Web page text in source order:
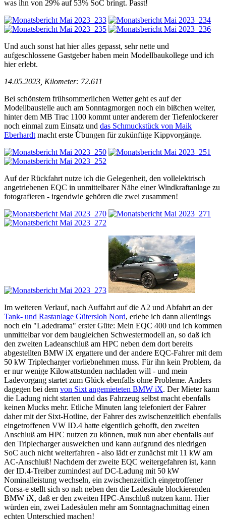
was ihn von 29% auf 53% SoC bringt. Passt!
Und auch sonst hat hier alles gepasst, sehr nette und
aufgeschlossene Gastgeber haben mein Modellbaukollege und ich
hier erlebt.
14.05.2023, Kilometer: 72.611
Bei schönstem frühsommerlichen Wetter geht es auf der
Modellbaustelle auch am Sonntagmorgen noch ein bißchen weiter,
hinter dem MB Trac 1100 kommt unter anderem der Tiefenlockerer
noch einmal zum Einsatz und das Schmuckstück von Maik
Eberhardt macht erste Übungen für zukünftige Kippvorgänge.
Auf der Rückfahrt nutze ich die Gelegenheit, den vollelektrisch
angetriebenen EQC in unmittelbarer Nähe einer Windkraftanlage zu
fotografieren - irgendwie gehören die zwei zusammen!
Im weiteren Verlauf, nach Auffahrt auf die A2 und Abfahrt an der
Tank- und Rastanlage Gütersloh Nord, erlebe ich dann allerdings
noch ein "Ladedrama" erster Güte: Mein EQC 400 und ich kommen
unmittelbar vor dem baugleichen Schwestermodell an, so daß ich
den zweiten Ladeanschluß am HPC neben dem dort bereits
abgestellten BMW iX ergattere und der andere EQC-Fahrer mit dem
50 kW Triplecharger vorliebnehmen muss. Für ihn kein Problem, da
er nur wenige Kilowattstunden nachladen will - und mein
Ladevorgang startet zum Glück ebenfalls ohne Probleme. Anders
dagegen bei dem von Sixt angemieteten BMW iX. Der Mieter kann
die Ladung nicht starten und das Fahrzeug selbst macht ebenfalls
keinen Mucks mehr. Etliche Minuten lang telefoniert der Fahrer
daher mit der Sixt-Hotline, der Fahrer des zwischenzeitlich ebenfalls
eingetroffenen VW ID.4 hatte eigentlich gehofft, den zweiten
Anschluß am HPC nutzen zu können, muß nun aber ebenfalls auf
den Triplecharger ausweichen und kann aufgrund des niedrigen
SoC auch nicht weiterfahren - also lädt er zunächst mit 11 kW am
AC-Anschluß! Nachdem der zweite EQC weitergefahren ist, kann
der ID.4-Treiber zumindest auf DC-Ladung mit 50 kW
Nominalleistung wechseln, ein zwischenzeitlich eingetroffener
Corsa-e stellt sich so nah neben den die Ladesäule blockierenden
BMW iX, daß er den zweiten HPC-Anschluß nutzen kann. Hier
würden ein, zwei Ladesäulen mehr am Sonntagnachmittag einen
echten Unterschied machen!